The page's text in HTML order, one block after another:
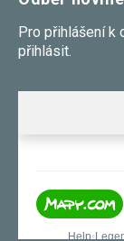
Pro přihlášení k
přihlásit.